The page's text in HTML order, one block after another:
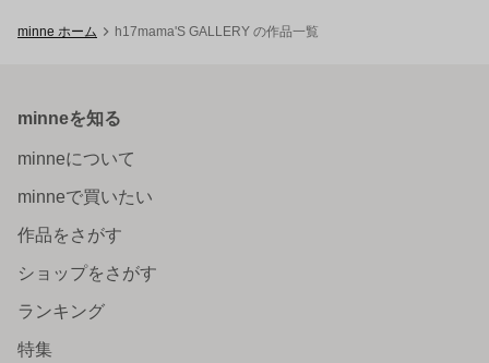
minne ホーム h17mama'S GALLERY の作品一覧
minneを知る
minneについて
minneで買いたい
作品をさがす
ショップをさがす
ランキング
特集